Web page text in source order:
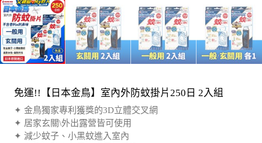
免運!!【日本金鳥】室內外防蚊掛片250日 2入組
✦ 金鳥獨家專利獲獎的3D立體交叉網
✦ 居家玄關\外出露營皆可使用
✦ 減少蚊子、小黑蚊進入室內